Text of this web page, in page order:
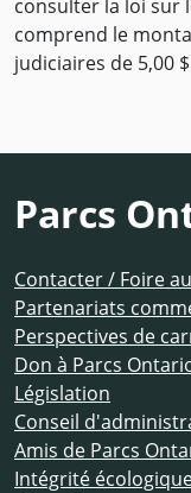
consulter la loi sur
comprend le
judiciaires de 5,00
Parcs
Contacter / Foire
Partenariats
Perspectives de
Don à Parcs
Législation
Conseil
Amis de Parcs
Intégrité